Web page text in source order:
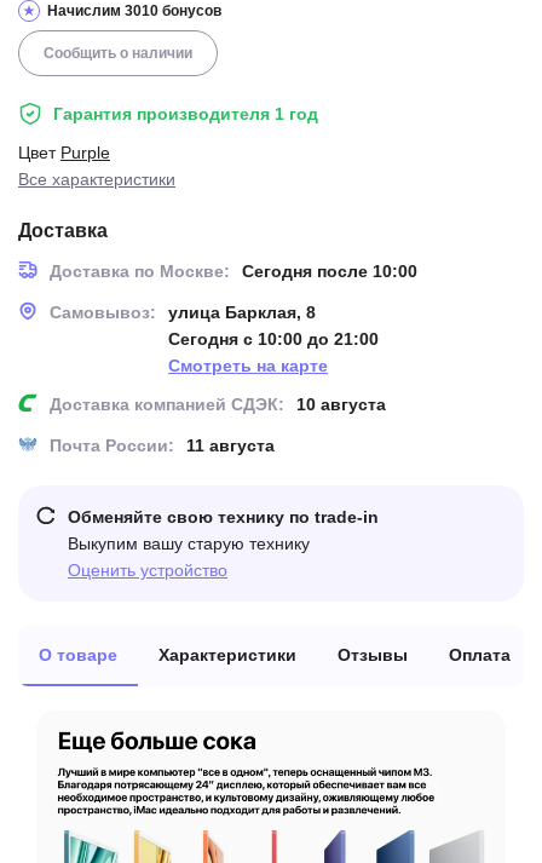
Гарантия производителя 1 год
Цвет Purple
Все характеристики
Доставка
Доставка по Москве: Сегодня после 10:00
Самовывоз:
улица Барклая, 8
Сегодня с 10:00 до 21:00
Смотреть на карте
Доставка компанией СДЭК:
10 августа
Почта России: 11 августа
Обменяйте свою технику по trade-in
Выкупим вашу старую технику
Оценить устройство
Начислим 3010 бонусов
Сообщить о наличии
О товаре Характеристики Отзывы Оплата